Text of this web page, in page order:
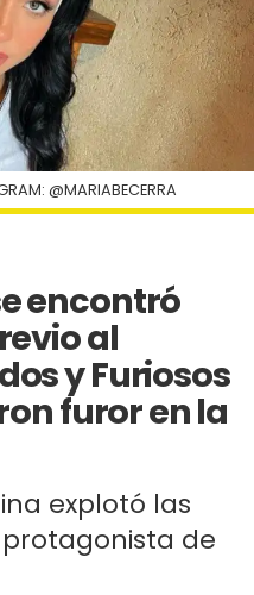
encontró
al
y Furiosos
furor en la
explotó las
de
@MARIABECERRA